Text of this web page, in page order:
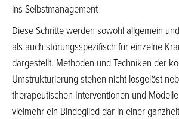
ins Selbstmanagement
Diese Schritte werden sowohl allgemein
als auch störungsspezifisch für einzelne
dargestellt. Methoden und Techniken der
Umstrukturierung stehen nicht losgelöst
therapeutischen Interventionen und
vielmehr ein Bindeglied dar in einer